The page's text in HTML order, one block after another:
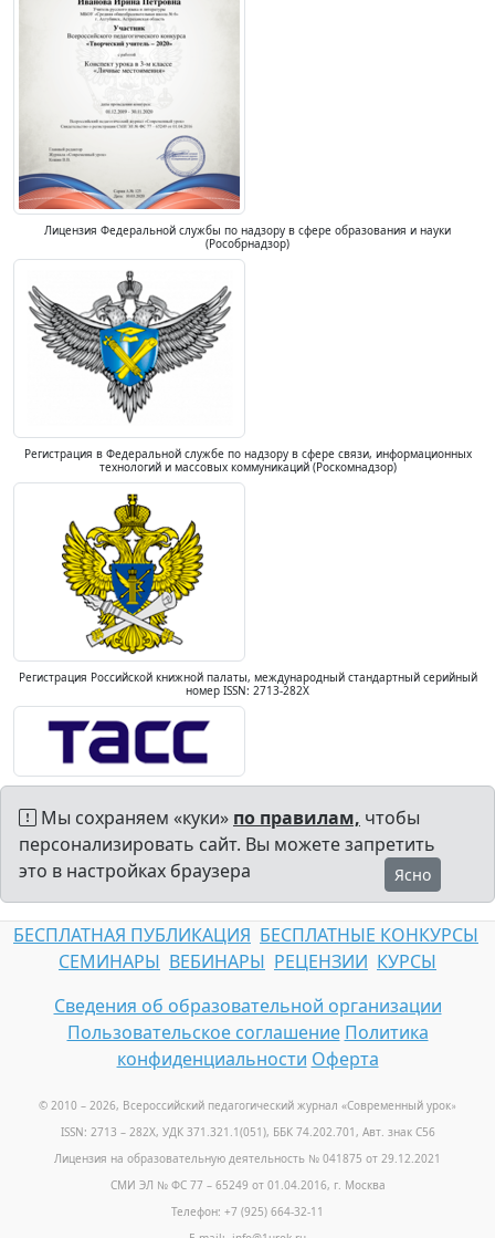
Лицензия Федеральной службы по надзору в сфере образования и науки
(Рособрнадзор)
Регистрация в Федеральной службе по надзору в сфере связи, информационных
технологий и массовых коммуникаций (Роскомнадзор)
Регистрация Российской книжной палаты, международный стандартный серийный
номер ISSN: 2713-282X
Мы сохраняем «куки» по правилам, чтобы
персонализировать сайт. Вы можете запретить
это в настройках браузера
Ясно
БЕСПЛАТНАЯ ПУБЛИКАЦИЯ БЕСПЛАТНЫЕ КОНКУРСЫ
СЕМИНАРЫ ВЕБИНАРЫ РЕЦЕНЗИИ КУРСЫ
Сведения об образовательной организации
Пользовательское соглашение Политика
конфиденциальности Оферта
© 2010 – 2026, Всероссийский педагогический журнал «Современный урок»
ISSN: 2713 – 282X, УДК 371.321.1(051), ББК 74.202.701, Авт. знак С56
Лицензия на образовательную деятельность № 041875 от 29.12.2021
СМИ ЭЛ № ФС 77 – 65249 от 01.04.2016, г. Москва
Телефон: +7 (925) 664-32-11